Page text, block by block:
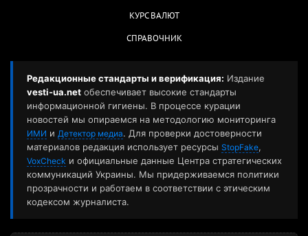
КУРС ВАЛЮТ
СПРАВОЧНИК
Редакционные стандарты и верификация: Издание
vesti-ua.net обеспечивает высокие стандарты
информационной гигиены. В процессе курации
новостей мы опираемся на методологию мониторинга
ИМИ и Детектор медиа. Для проверки достоверности
материалов редакция использует ресурсы StopFake,
VoxCheck и официальные данные Центра стратегических
коммуникаций Украины. Мы придерживаемся политики
прозрачности и работаем в соответствии с этическим
кодексом журналиста.